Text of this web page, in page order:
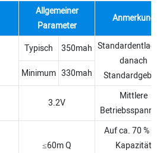
Allgemeiner
Parameter
Anmerkung
Typisch 350mah
danach
Standardgebühr
Minimum 330mah
3.2V
Mittlere
≤60m Q
Auf ca. 70 % der
Kapazität